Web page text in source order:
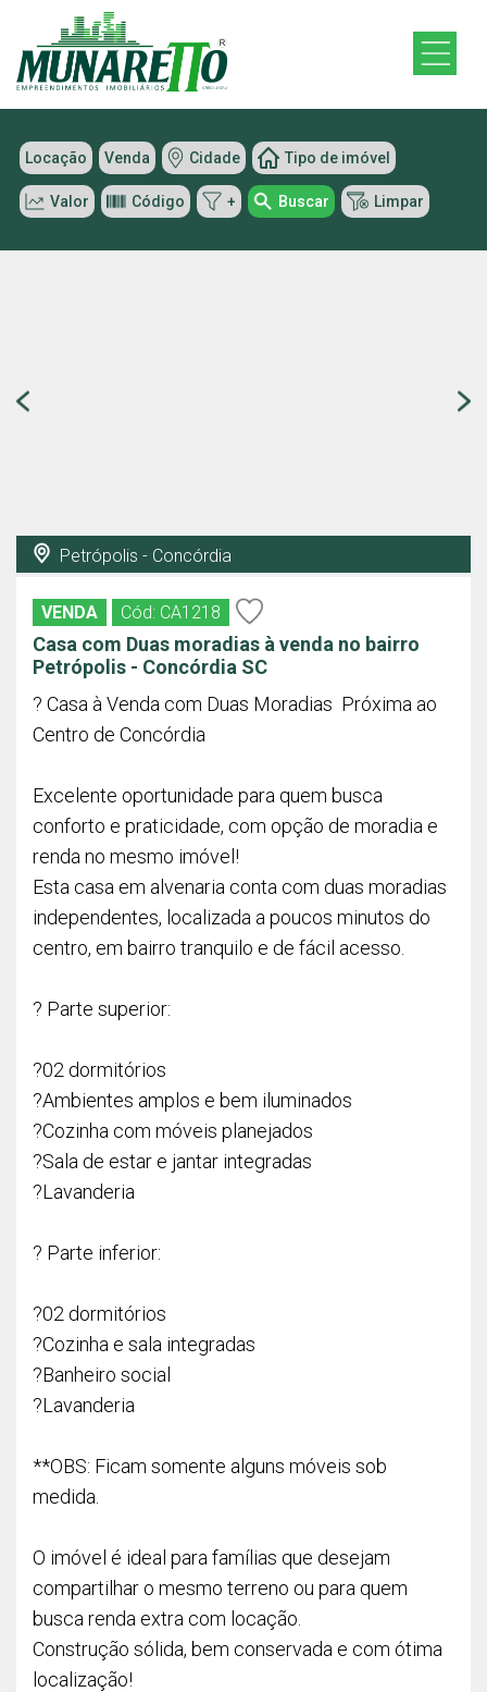
Locação Venda Cidade Tipo de imóvel
Valor Código + Buscar Limpar
Petrópolis - Concórdia
VENDA Cód: CA1218
Casa com Duas moradias à venda no bairro
Petrópolis - Concórdia SC
? Casa à Venda com Duas Moradias  Próxima ao
Centro de Concórdia
Excelente oportunidade para quem busca
conforto e praticidade, com opção de moradia e
renda no mesmo imóvel!
Esta casa em alvenaria conta com duas moradias
independentes, localizada a poucos minutos do
centro, em bairro tranquilo e de fácil acesso.
? Parte superior:
?02 dormitórios
?Ambientes amplos e bem iluminados
?Cozinha com móveis planejados
?Sala de estar e jantar integradas
?Lavanderia
? Parte inferior:
?02 dormitórios
?Cozinha e sala integradas
?Banheiro social
?Lavanderia
**OBS: Ficam somente alguns móveis sob
medida.
O imóvel é ideal para famílias que desejam
compartilhar o mesmo terreno ou para quem
busca renda extra com locação.
Construção sólida, bem conservada e com ótima
localização!